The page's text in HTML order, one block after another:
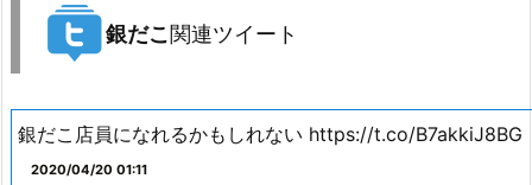
銀だこ関連ツイート
銀だこ店員になれるかもしれない https://t.co/B7akkiJ8BG
2020/04/20 01:11